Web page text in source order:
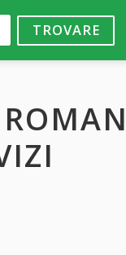
TROVARE